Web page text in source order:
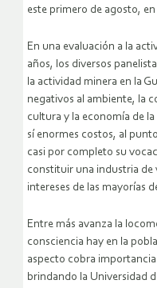
este primero de agosto, en
En una evaluación a la
años, los diversos
la actividad minera en la
negativos al ambiente, la
cultura y la economía de
sí enormes costos, al
casi por completo su
constituir una industria de
intereses de las mayorías
Entre más avanza la
consciencia hay en la
aspecto cobra
brindando la Universidad